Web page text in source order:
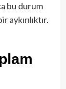
bu durum
aykırılıktır.